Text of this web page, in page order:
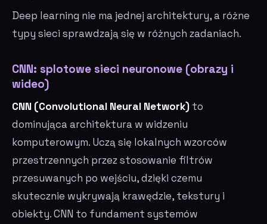
Deep learning nie ma jednej architektury, a różne
typy sieci sprawdzają się w różnych zadaniach.
CNN: splotowe sieci neuronowe (obrazy i
wideo)
CNN (Convolutional Neural Network) to
dominująca architektura w widzeniu
komputerowym. Uczą się lokalnych wzorców
przestrzennych przez stosowanie filtrów
przesuwanych po wejściu, dzięki czemu
skutecznie wykrywają krawędzie, tekstury i
obiekty. CNN to fundament systemów